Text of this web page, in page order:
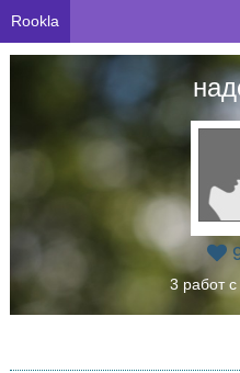
Rookla
3 работ